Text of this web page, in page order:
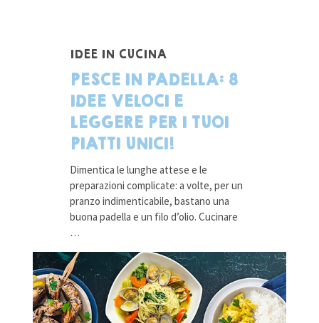
IDEE IN CUCINA
PESCE IN PADELLA: 8
IDEE VELOCI E
LEGGERE PER I TUOI
PIATTI UNICI!
Dimentica le lunghe attese e le
preparazioni complicate: a volte, per un
pranzo indimenticabile, bastano una
buona padella e un filo d’olio. Cucinare
…